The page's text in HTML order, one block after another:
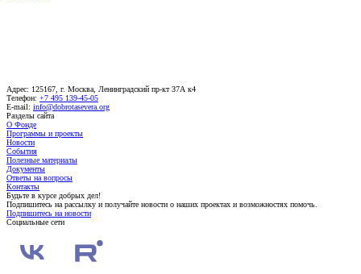
Адрес: 125167, г. Москва, Ленинградский пр-кт 37А к4
Телефон: +7 495 139-45-05
E-mail: info@dobrotasevera.org
Разделы сайта
О Фонде
Программы и проекты
Новости
События
Полезные материалы
Документы
Ответы на вопросы
Контакты
Будьте в курсе добрых дел!
Подпишитесь на рассылку и получайте новости о наших проектах и возможностях помочь.
Подпишитесь на новости
Социальные сети